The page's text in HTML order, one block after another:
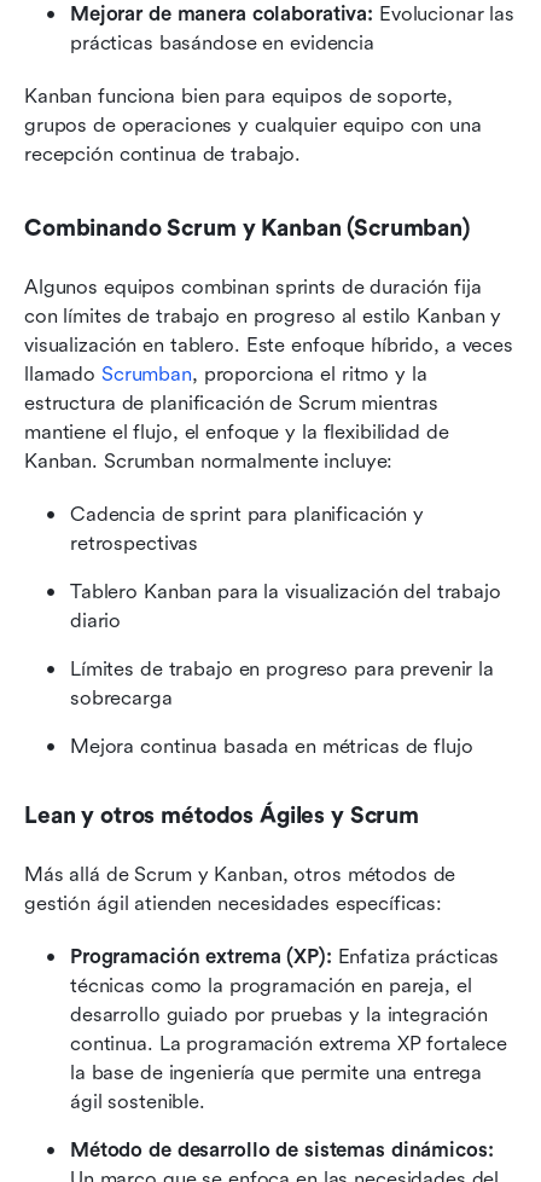
Mejorar de manera colaborativa: Evolucionar las
prácticas basándose en evidencia
Kanban funciona bien para equipos de soporte,
grupos de operaciones y cualquier equipo con una
recepción continua de trabajo.
Combinando Scrum y Kanban (Scrumban)
Algunos equipos combinan sprints de duración fija
con límites de trabajo en progreso al estilo Kanban y
visualización en tablero. Este enfoque híbrido, a veces
llamado Scrumban, proporciona el ritmo y la
estructura de planificación de Scrum mientras
mantiene el flujo, el enfoque y la flexibilidad de
Kanban. Scrumban normalmente incluye:
Cadencia de sprint para planificación y
retrospectivas
Tablero Kanban para la visualización del trabajo
diario
Límites de trabajo en progreso para prevenir la
sobrecarga
Mejora continua basada en métricas de flujo
Lean y otros métodos Ágiles y Scrum
Más allá de Scrum y Kanban, otros métodos de
gestión ágil atienden necesidades específicas:
Programación extrema (XP): Enfatiza prácticas
técnicas como la programación en pareja, el
desarrollo guiado por pruebas y la integración
continua. La programación extrema XP fortalece
la base de ingeniería que permite una entrega
ágil sostenible.
Método de desarrollo de sistemas dinámicos: